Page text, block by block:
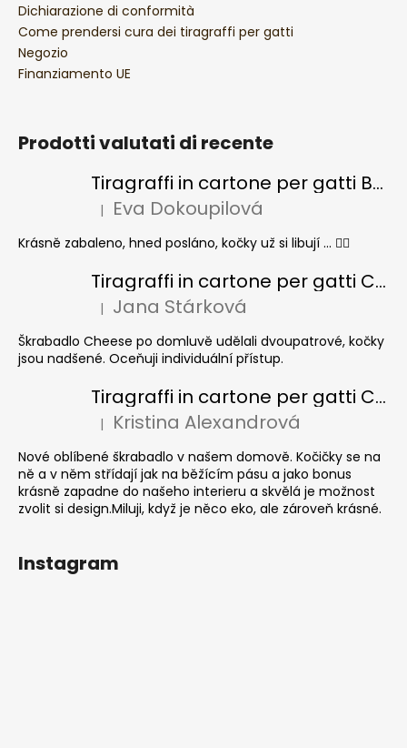
Dichiarazione di conformità
Come prendersi cura dei tiragraffi per gatti
Negozio
Finanziamento UE
Prodotti valutati di recente
Tiragraffi in cartone per gatti BASIC Colour
La valutazione del prodotto è 5 su 5 stelle.
| Eva Dokoupilová
Krásně zabaleno, hned posláno, kočky už si libují ... 👍🏻
Tiragraffi in cartone per gatti CHEESE ELIPSE colore
La valutazione del prodotto è 5 su 5 stelle.
| Jana Stárková
Škrabadlo Cheese po domluvě udělali dvoupatrové, kočky
jsou nadšené. Oceňuji individuální přístup.
Tiragraffi in cartone per gatti CUBE Colour
La valutazione del prodotto è 5 su 5 stelle.
| Kristina Alexandrová
Nové oblíbené škrabadlo v našem domově. Kočičky se na
ně a v něm střídají jak na běžícím pásu a jako bonus
krásně zapadne do našeho interieru a skvělá je možnost
zvolit si design.Miluji, když je něco eko, ale zároveň krásné.
Instagram